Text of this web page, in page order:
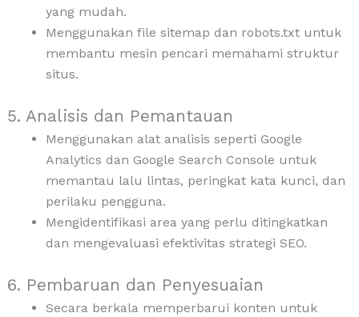
yang mudah.
Menggunakan file sitemap dan robots.txt untuk
membantu mesin pencari memahami struktur
situs.
5. Analisis dan Pemantauan
Menggunakan alat analisis seperti Google
Analytics dan Google Search Console untuk
memantau lalu lintas, peringkat kata kunci, dan
perilaku pengguna.
Mengidentifikasi area yang perlu ditingkatkan
dan mengevaluasi efektivitas strategi SEO.
6. Pembaruan dan Penyesuaian
Secara berkala memperbarui konten untuk